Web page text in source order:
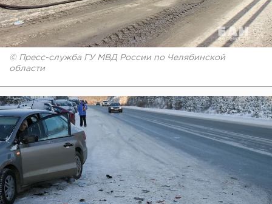
© Пресс-служба ГУ МВД России по Челябинской
области